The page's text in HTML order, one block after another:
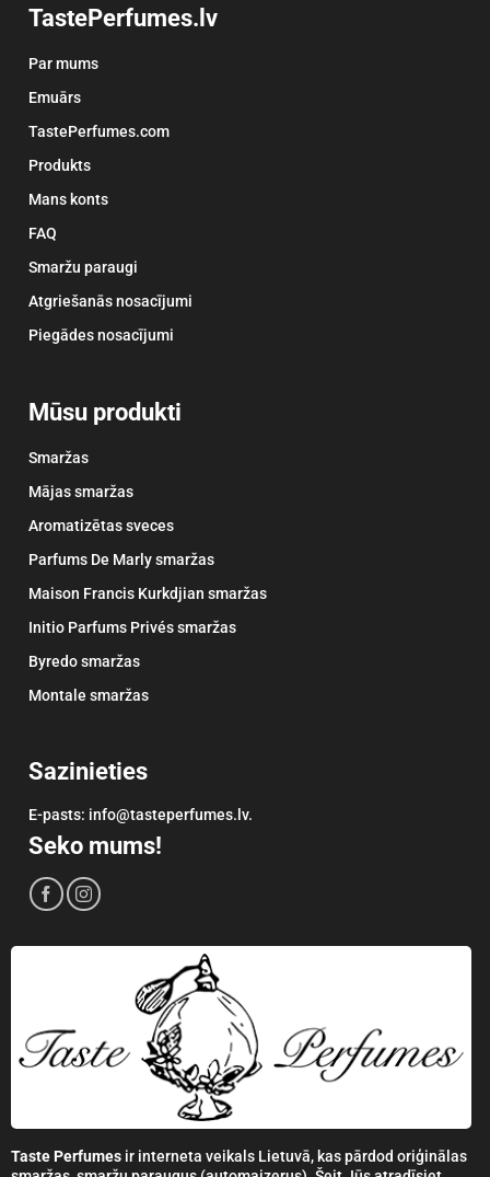
TastePerfumes.lv
Par mums
Emuārs
TastePerfumes.com
Produkts
Mans konts
FAQ
Smaržu paraugi
Atgriešanās nosacījumi
Piegādes nosacījumi
Mūsu produkti
Smaržas
Mājas smaržas
Aromatizētas sveces
Parfums De Marly smaržas
Maison Francis Kurkdjian smaržas
Initio Parfums Privés smaržas
Byredo smaržas
Montale smaržas
Sazinieties
E-pasts: info@tasteperfumes.lv.
Seko mums!
Taste Perfumesir interneta veikals Lietuvā, kas pārdod oriģinālas